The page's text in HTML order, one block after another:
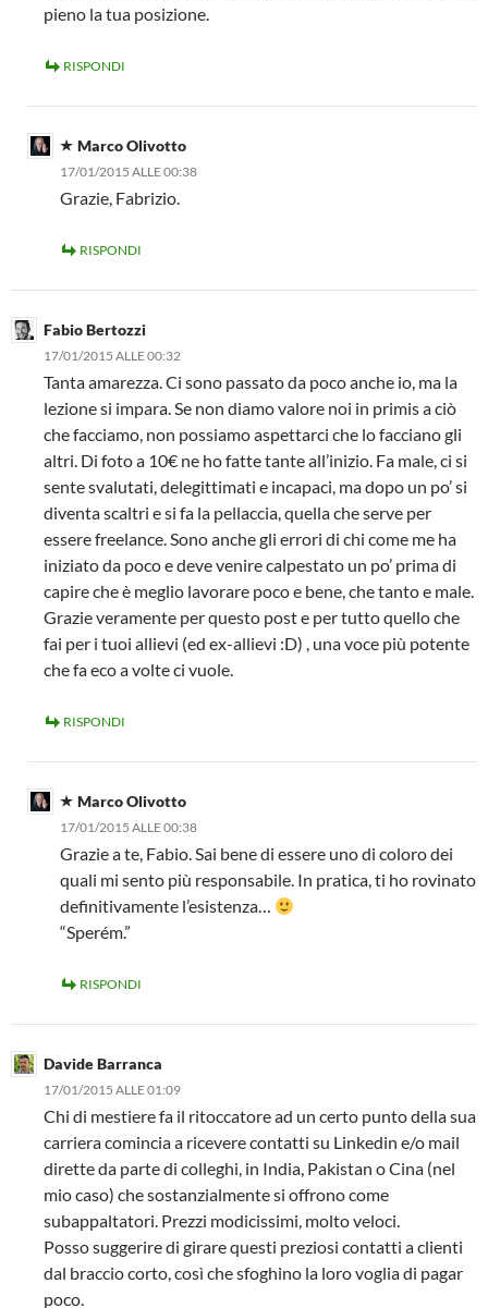
pieno la tua posizione.
RISPONDI
Marco Olivotto
17/01/2015 ALLE 00:38
Grazie, Fabrizio.
RISPONDI
Fabio Bertozzi
17/01/2015 ALLE 00:32
Tanta amarezza. Ci sono passato da poco anche io, ma la
lezione si impara. Se non diamo valore noi in primis a ciò
che facciamo, non possiamo aspettarci che lo facciano gli
altri. Di foto a 10€ ne ho fatte tante all’inizio. Fa male, ci si
sente svalutati, delegittimati e incapaci, ma dopo un po’ si
diventa scaltri e si fa la pellaccia, quella che serve per
essere freelance. Sono anche gli errori di chi come me ha
iniziato da poco e deve venire calpestato un po’ prima di
capire che è meglio lavorare poco e bene, che tanto e male.
Grazie veramente per questo post e per tutto quello che
fai per i tuoi allievi (ed ex-allievi :D) , una voce più potente
che fa eco a volte ci vuole.
RISPONDI
Marco Olivotto
17/01/2015 ALLE 00:38
Grazie a te, Fabio. Sai bene di essere uno di coloro dei
quali mi sento più responsabile. In pratica, ti ho rovinato
definitivamente l’esistenza…
“Sperém.”
RISPONDI
Davide Barranca
17/01/2015 ALLE 01:09
Chi di mestiere fa il ritoccatore ad un certo punto della sua
carriera comincia a ricevere contatti su Linkedin e/o mail
dirette da parte di colleghi, in India, Pakistan o Cina (nel
mio caso) che sostanzialmente si offrono come
subappaltatori. Prezzi modicissimi, molto veloci.
Posso suggerire di girare questi preziosi contatti a clienti
dal braccio corto, così che sfoghino la loro voglia di pagar
poco.